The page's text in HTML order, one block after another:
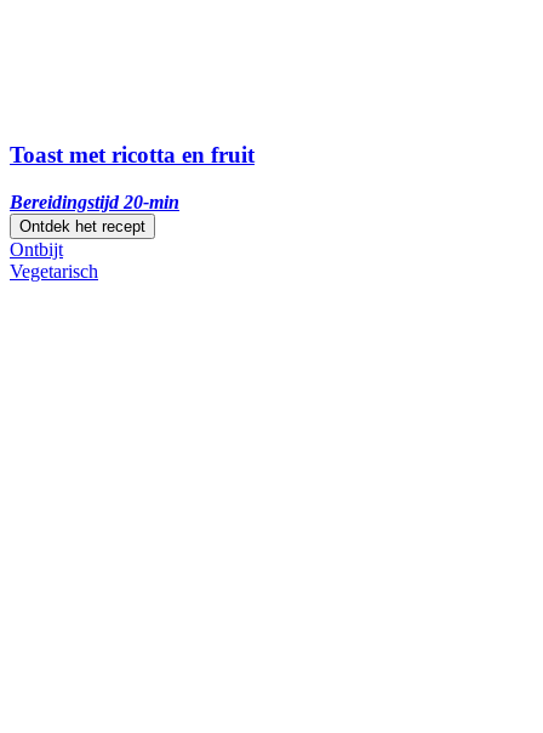
Toast met ricotta en fruit
Bereidingstijd 20-min
Ontdek het recept
Ontbijt
Vegetarisch